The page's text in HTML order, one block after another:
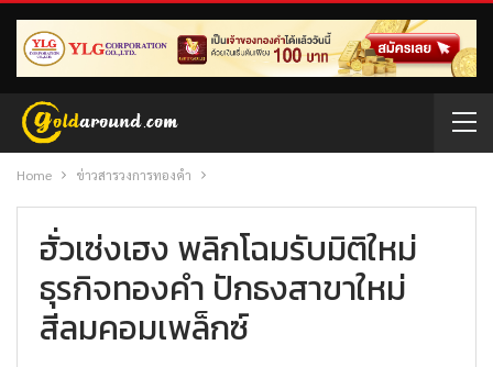
Home ข่าวสารวงการทองคำ
ฮั่วเซ่งเฮง พลิกโฉมรับมิติใหม่
ธุรกิจทองคำ ปักธงสาขาใหม่
สีลมคอมเพล็กซ์